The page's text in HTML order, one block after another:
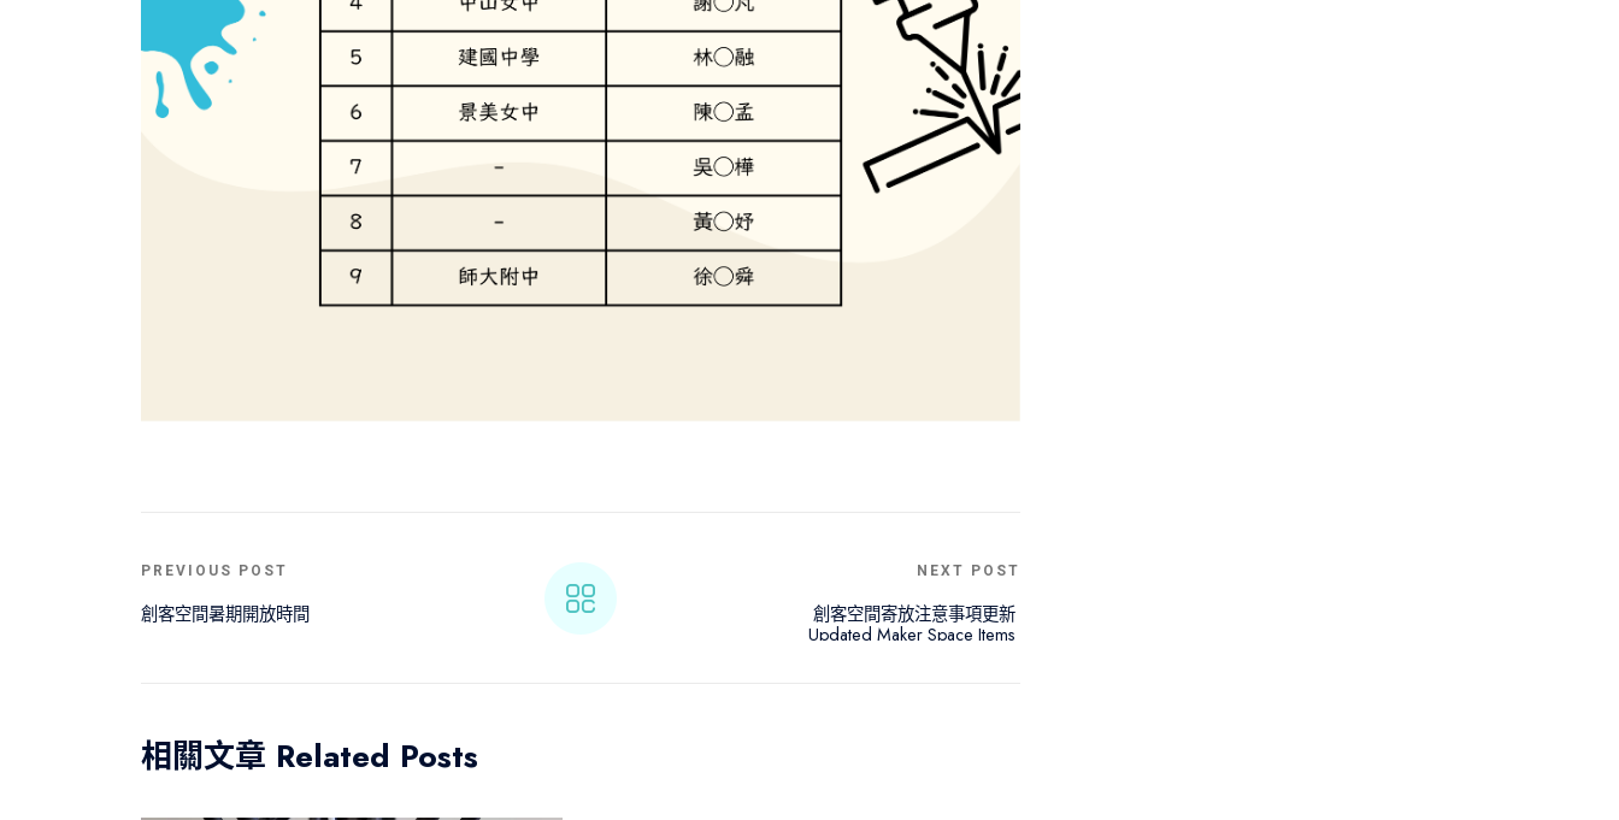
PREVIOUS POST
創客空間暑期開放時間
NEXT POST
創客空間寄放注意事項更新
Updated Maker Space Items
相關文章 Related Posts